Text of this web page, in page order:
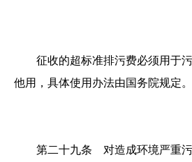
征收的超标准排污费必须用于
他用，具体使用办法由国务院规定。
第二十九条 对造成环境严重污